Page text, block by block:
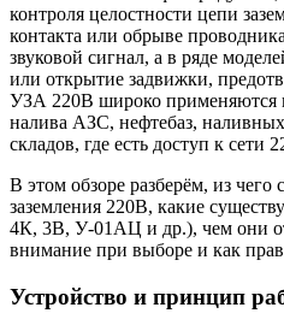
контроля целостности цепи
контакта или обрыве
звуковой сигнал, а в ряде
или открытие задвижки,
УЗА 220В широко применяются
налива АЗС, нефтебаз,
складов, где есть доступ к сети
В этом обзоре разберём, из чего
заземления 220В, какие
4К, 3В, У-01АЦ и др.), чем они
внимание при выборе и как
Устройство и принцип